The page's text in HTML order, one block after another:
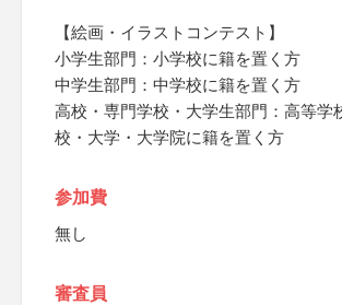
【絵画・イラストコンテスト】
小学生部門：小学校に籍を置く方
中学生部門：中学校に籍を置く方
高校・専門学校・大学生部門：高等学
校・大学・大学院に籍を置く方
参加費
無し
審査員